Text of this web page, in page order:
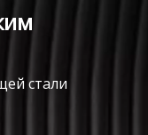
стали